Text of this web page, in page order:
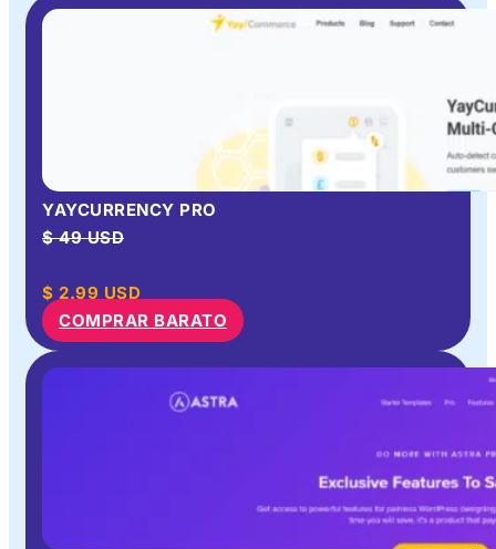
YAYCURRENCY PRO
$ 49 USD
$ 2.99 USD
COMPRAR BARATO